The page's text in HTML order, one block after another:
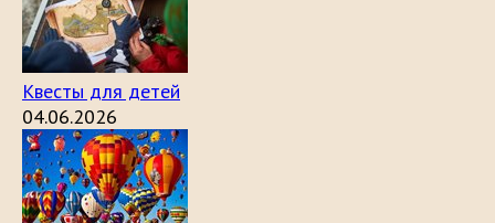
Квесты для детей
04.06.2026